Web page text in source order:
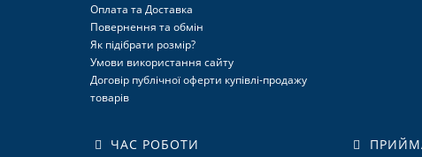
Оплата та Доставка
Повернення та обмін
Як підібрати розмір?
Умови використання сайту
Договір публічної оферти купівлі-продажу
товарів
ЧАС РОБОТИ